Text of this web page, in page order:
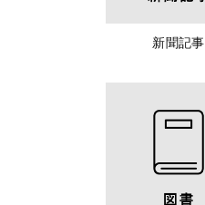
新聞記事